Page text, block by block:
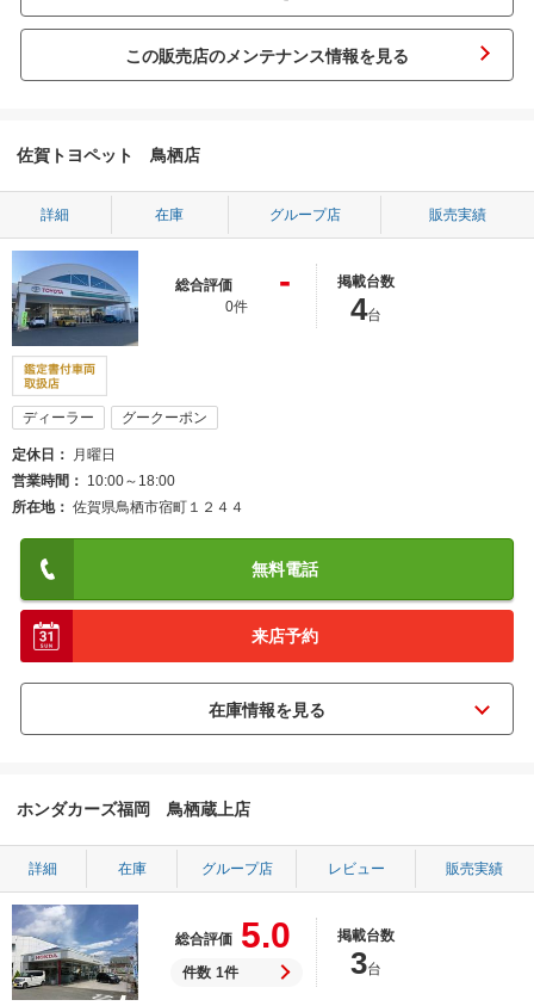
この販売店のメンテナンス情報を見る
佐賀トヨペット 鳥栖店
詳細 在庫 グループ店 販売実績
総合評価 -
0件
掲載台数
4台
ディーラー グークーポン
定休日
月曜日
営業時間
10:00～18:00
所在地
佐賀県鳥栖市宿町１２４４
無料電話
来店予約
ホンダカーズ福岡 鳥栖蔵上店
詳細 在庫 グループ店 レビュー 販売実績
総合評価 5.0
件数 1件
掲載台数
3台